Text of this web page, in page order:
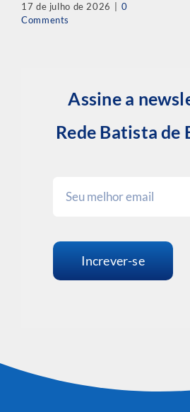
17 de julho de 2026
0
Comments
Assine a
Rede Batista de
Increver-se